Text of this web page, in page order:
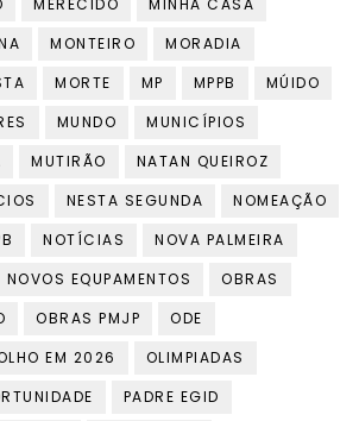
MERECIDO
MINHA CASA
MONTEIRO
MORADIA
MORTE MP MPPB
MÚIDO
MUNDO
MUNICÍPIOS
MUTIRÃO
NATAN QUEIROZ
NESTA SEGUNDA
NOMEAÇÃO
NOTÍCIAS
NOVA PALMEIRA
NOVOS EQUPAMENTOS
OBRAS
OBRAS PMJP
ODE
EM 2026
OLIMPIADAS
PADRE EGID